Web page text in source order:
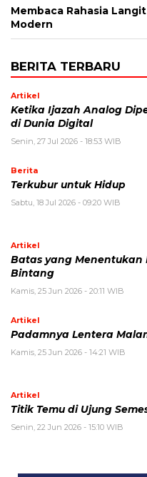
Membaca Rahasia
Modern
BERITA TERBARU
Artikel
Ketika Ijazah Analog
di Dunia Digital
Senin, 27 Jul 2026 - 18:53 WIB
Berita
Terkubur untuk Hidup
Sabtu, 18 Jul 2026 - 09:20 WIB
Artikel
Batas yang Menentukan
Bintang
Kamis, 25 Jun 2026 - 20:11 WIB
Artikel
Padamnya Lentera
Kamis, 25 Jun 2026 - 14:21 WIB
Artikel
Titik Temu di Ujung
Senin, 22 Jun 2026 - 15:10 WIB